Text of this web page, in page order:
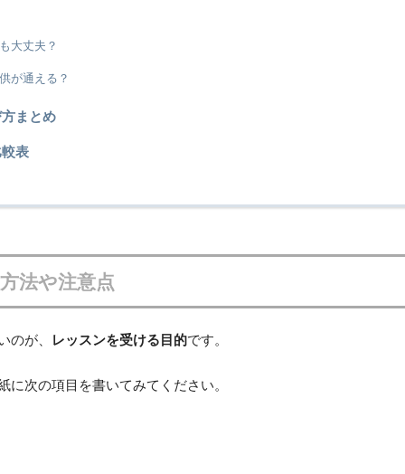
大丈夫？
が通える？
まとめ
表
法や注意点
のが、 レッスンを受ける目的です。
次の項目を書いてみてください。